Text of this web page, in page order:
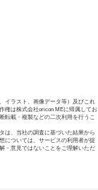
イラスト、画像データ等）及びこれ
権は株式会社oricon MEに帰属してお
転載・複製などの二次利用を行うこ
は、当社の調査に基づいた結果から
については、サービスの利用者が提
・意見ではないことをご理解いただ